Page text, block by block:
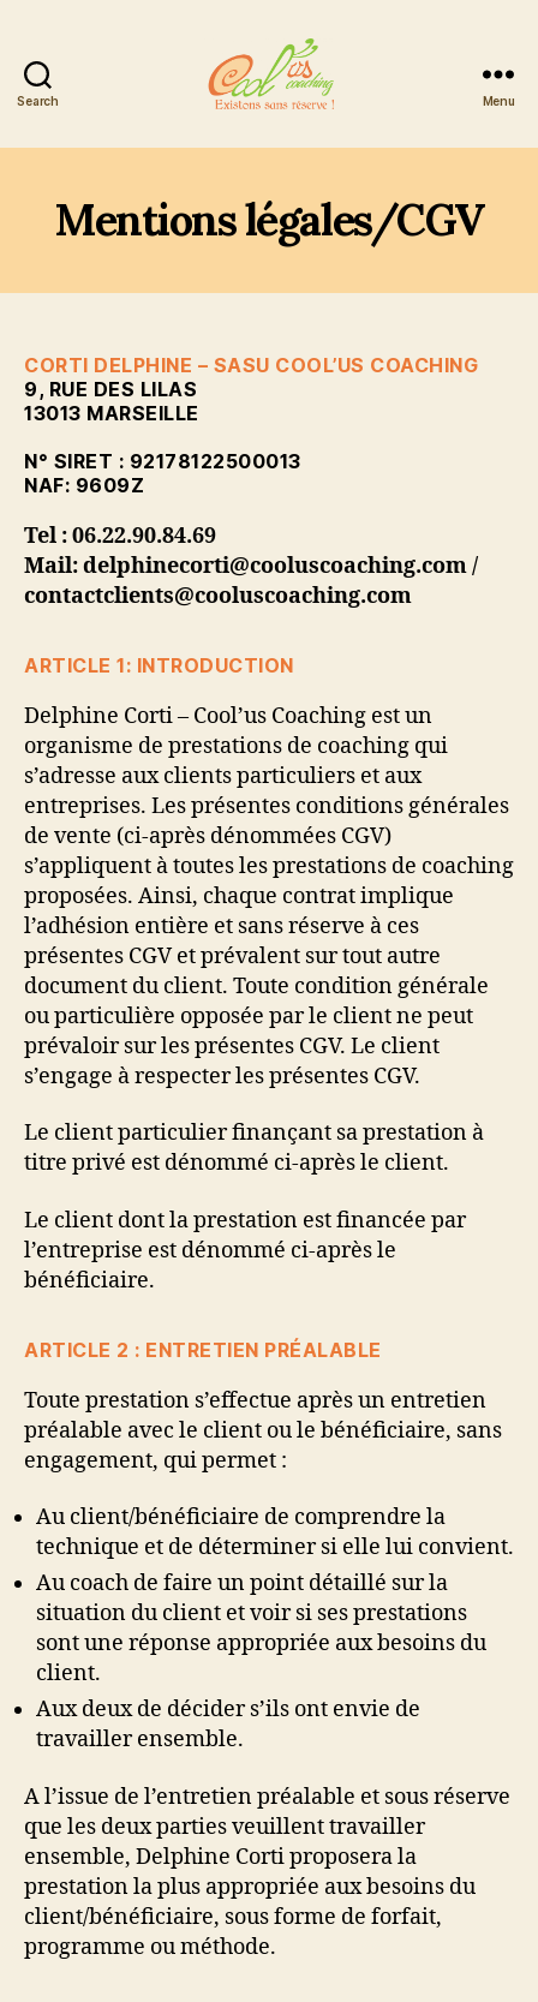
Search
Coaching
Menu
Mentions légales/CGV
CORTI DELPHINE – SASU COOL’US COACHING
9, RUE DES LILAS
13013 MARSEILLE
N° SIRET : 92178122500013
NAF: 9609Z
Tel : 06.22.90.84.69
Mail:delphinecorti@cooluscoaching.com/
contactclients@cooluscoaching.com
ARTICLE 1: INTRODUCTION
Delphine Corti – Cool’us Coaching est un
organisme de prestations de coaching qui
s’adresse aux clients particuliers et aux
entreprises. Les présentes conditions générales
de vente (ci-après dénommées CGV)
s’appliquent à toutes les prestations de coaching
proposées. Ainsi, chaque contrat implique
l’adhésion entière et sans réserve à ces
présentes CGV et prévalent sur tout autre
document du client. Toute condition générale
ou particulière opposée par le client ne peut
prévaloir sur les présentes CGV. Le client
s’engage à respecter les présentes CGV.
Le client particulier finançant sa prestation à
titre privé est dénommé ci-après le client.
Le client dont la prestation est financée par
l’entreprise est dénommé ci-après le
bénéficiaire.
ARTICLE 2 : ENTRETIEN PRÉALABLE
Toute prestation s’effectue après un entretien
préalable avec le client ou le bénéficiaire, sans
engagement, qui permet :
Au client/bénéficiaire de comprendre la
technique et de déterminer si elle lui convient.
Au coach de faire un point détaillé sur la
situation du client et voir si ses prestations
sont une réponse appropriée aux besoins du
client.
Aux deux de décider s’ils ont envie de
travailler ensemble.
A l’issue de l’entretien préalable et sous réserve
que les deux parties veuillent travailler
ensemble, Delphine Corti proposera la
prestation la plus appropriée aux besoins du
client/bénéficiaire, sous forme de forfait,
programme ou méthode.